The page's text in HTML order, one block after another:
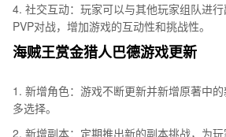
4. 社交互动：玩家可以与其他玩家组队进
PVP对战，增加游戏的互动性和挑战性。
海贼王赏金猎人巴德游戏更新
1. 新增角色：游戏不断更新并新增原著中
多选择。
2. 新增副本：定期推出新的副本挑战，为